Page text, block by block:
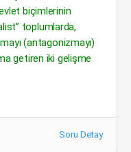
biçimlerinin
toplumlarda,
(antagonizmayı)
getiren iki gelişme
Soru Detay